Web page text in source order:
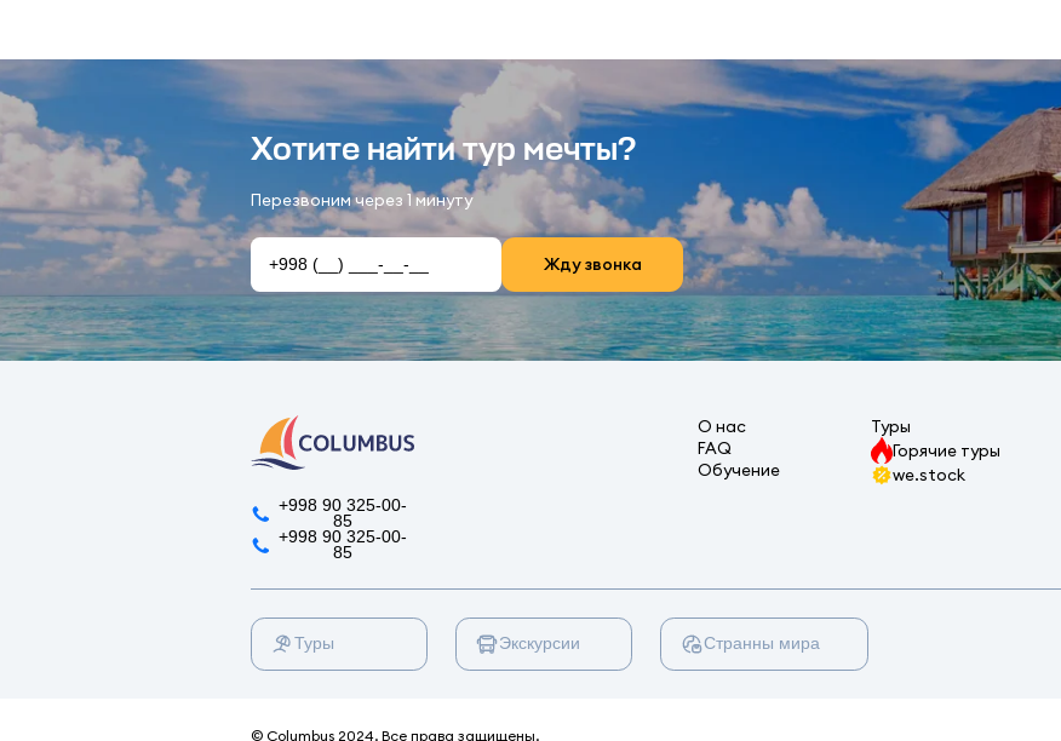
Хотите найти тур мечты?
Перезвоним через 1 минуту
Жду звонка
+998 90 325-00-
85
+998 90 325-00-
85
О нас
FAQ
Обучение
Туры
Горячие туры
we.stock
Туры Экскурсии Странны мира
© Columbus 2024. Все права защищены.